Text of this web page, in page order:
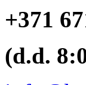
+371
(d.d.